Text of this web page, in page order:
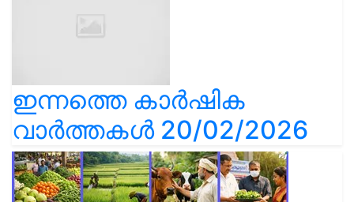
ഇന്നത്തെ കാർഷിക
വാർത്തകൾ 20/02/2026